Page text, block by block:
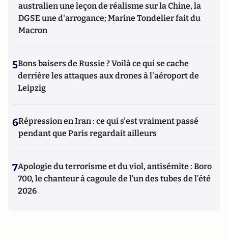
australien une leçon de réalisme sur la Chine, la
DGSE une d'arrogance; Marine Tondelier fait du
Macron
5Bons baisers de Russie ? Voilà ce qui se cache
derrière les attaques aux drones à l'aéroport de
Leipzig
6Répression en Iran : ce qui s'est vraiment passé
pendant que Paris regardait ailleurs
7Apologie du terrorisme et du viol, antisémite : Boro
700, le chanteur à cagoule de l’un des tubes de l’été
2026